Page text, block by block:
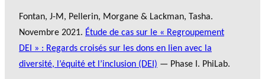
Fontan, J-M, Pellerin, Morgane & Lackman, Tasha.
Novembre 2021. Étude de cas sur le « Regroupement
DEI » : Regards croisés sur les dons en lien avec la
diversité, l’équité et l’inclusion (DEI) — Phase I. PhiLab.